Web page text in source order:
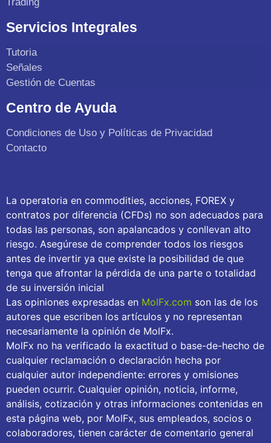
Servicios Integrales
Tutoria
Señales
Gestión de Cuentas
Centro de Ayuda
Condiciones de Uso y Políticas de Privacidad
Contacto
La operatoria en commodities, acciones, FOREX y
contratos por diferencia (CFDs) no son adecuados para
todas las personas, son apalancados y conllevan alto
riesgo. Asegúrese de comprender todos los riesgos
antes de invertir ya que existe la posibilidad de que
tenga que afrontar la pérdida de una parte o totalidad
de su inversión inicial
Las opiniones expresadas en MolFx.com son las de los
autores que escriben los artículos y no representan
necesariamente la opinión de MolFx.
MolFx no ha verificado la exactitud o base-de-hecho de
cualquier reclamación o declaración hecha por
cualquier autor independiente: errores y omisiones
pueden ocurrir. Cualquier opinión, noticia, informe,
análisis, cotización y otras informaciones contenidas en
esta página web, por MolFx, sus empleados, socios o
colaboradores, tienen carácter de comentario general